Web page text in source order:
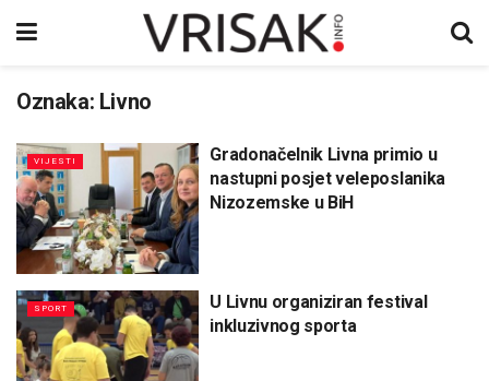
Oznaka: Livno
VIJESTI
Gradonačelnik Livna primio u
nastupni posjet veleposlanika
Nizozemske u BiH
SPORT
U Livnu organiziran festival
inkluzivnog sporta